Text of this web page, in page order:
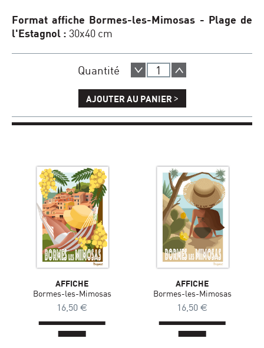
Format affiche Bormes-les-Mimosas - Plage de
l'Estagnol : 30x40 cm
Quantité
AJOUTER AU PANIER >
AFFICHE
Bormes-les-Mimosas
16,50 €
AFFICHE
Bormes-les-Mimosas
16,50 €